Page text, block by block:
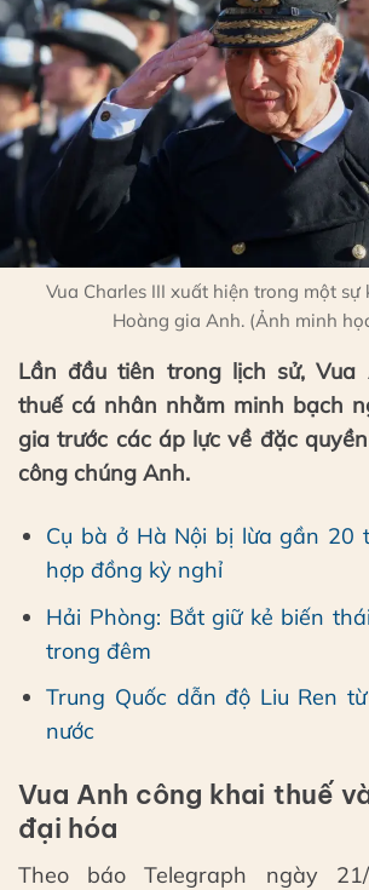
Vua Charles III xuất hiện trong một sự
Hoàng gia Anh. (Ảnh minh
Lần đầu tiên trong lịch sử, Vua
thuế cá nhân nhằm minh bạch
gia trước các áp lực về đặc
công chúng Anh.
Cụ bà ở Hà Nội bị lừa gần 20
hợp đồng kỳ nghỉ
Hải Phòng: Bắt giữ kẻ biến
trong đêm
Trung Quốc dẫn độ Liu Ren
nước
Vua Anh công khai thuế
đại hóa
Theo báo Telegraph ngày